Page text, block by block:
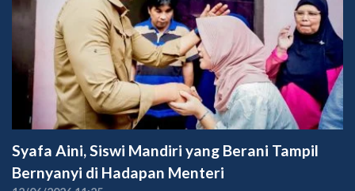
Syafa Aini, Siswi Mandiri yang Berani Tampil
Bernyanyi di Hadapan Menteri